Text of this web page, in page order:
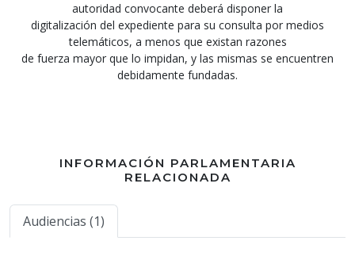
autoridad convocante deberá disponer la
digitalización del expediente para su consulta por medios
telemáticos, a menos que existan razones
de fuerza mayor que lo impidan, y las mismas se encuentren
debidamente fundadas.
INFORMACIÓN PARLAMENTARIA
RELACIONADA
Audiencias (1)